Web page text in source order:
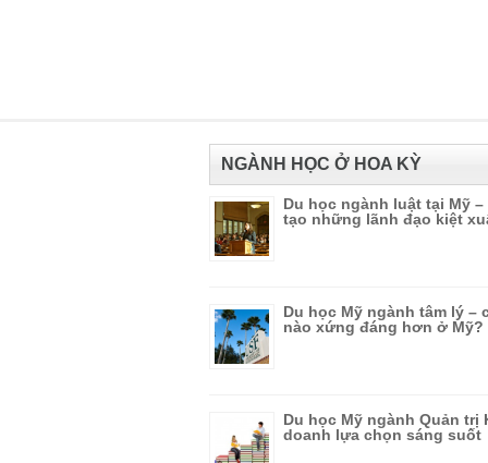
NGÀNH HỌC Ở HOA KỲ
Du học ngành luật tại Mỹ
tạo những lãnh đạo kiệt
Du học Mỹ ngành tâm lý –
nào xứng đáng hơn ở Mỹ?
Du học Mỹ ngành Quản trị
doanh lựa chọn sáng suốt